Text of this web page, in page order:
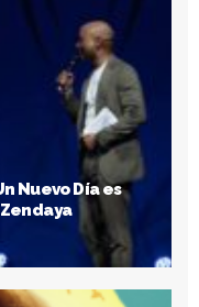
Nuevo Día es